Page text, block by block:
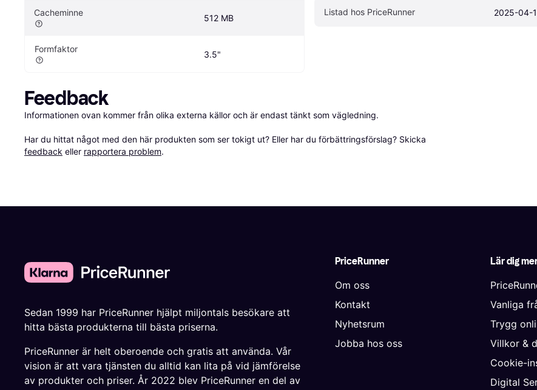
Cacheminne
512 MB
Formfaktor
3.5"
Listad hos PriceRunner 2025-04-
Feedback
Informationen ovan kommer från olika externa källor och är endast tänkt som vägledning.
Har du hittat något med den här produkten som ser tokigt ut? Eller har du förbättringsförslag? Skicka
feedback eller rapportera problem.
PriceRunner
Om oss
Kontakt
Nyhetsrum
Jobba hos oss
Lär dig
Vanliga
Trygg
Villkor &
Cookie-
Digital
Sedan 1999 har PriceRunner hjälpt miljontals besökare att
hitta bästa produkterna till bästa priserna.
PriceRunner är helt oberoende och gratis att använda. Vår
vision är att vara tjänsten du alltid kan lita på vid jämförelse
av produkter och priser. År 2022 blev PriceRunner en del av